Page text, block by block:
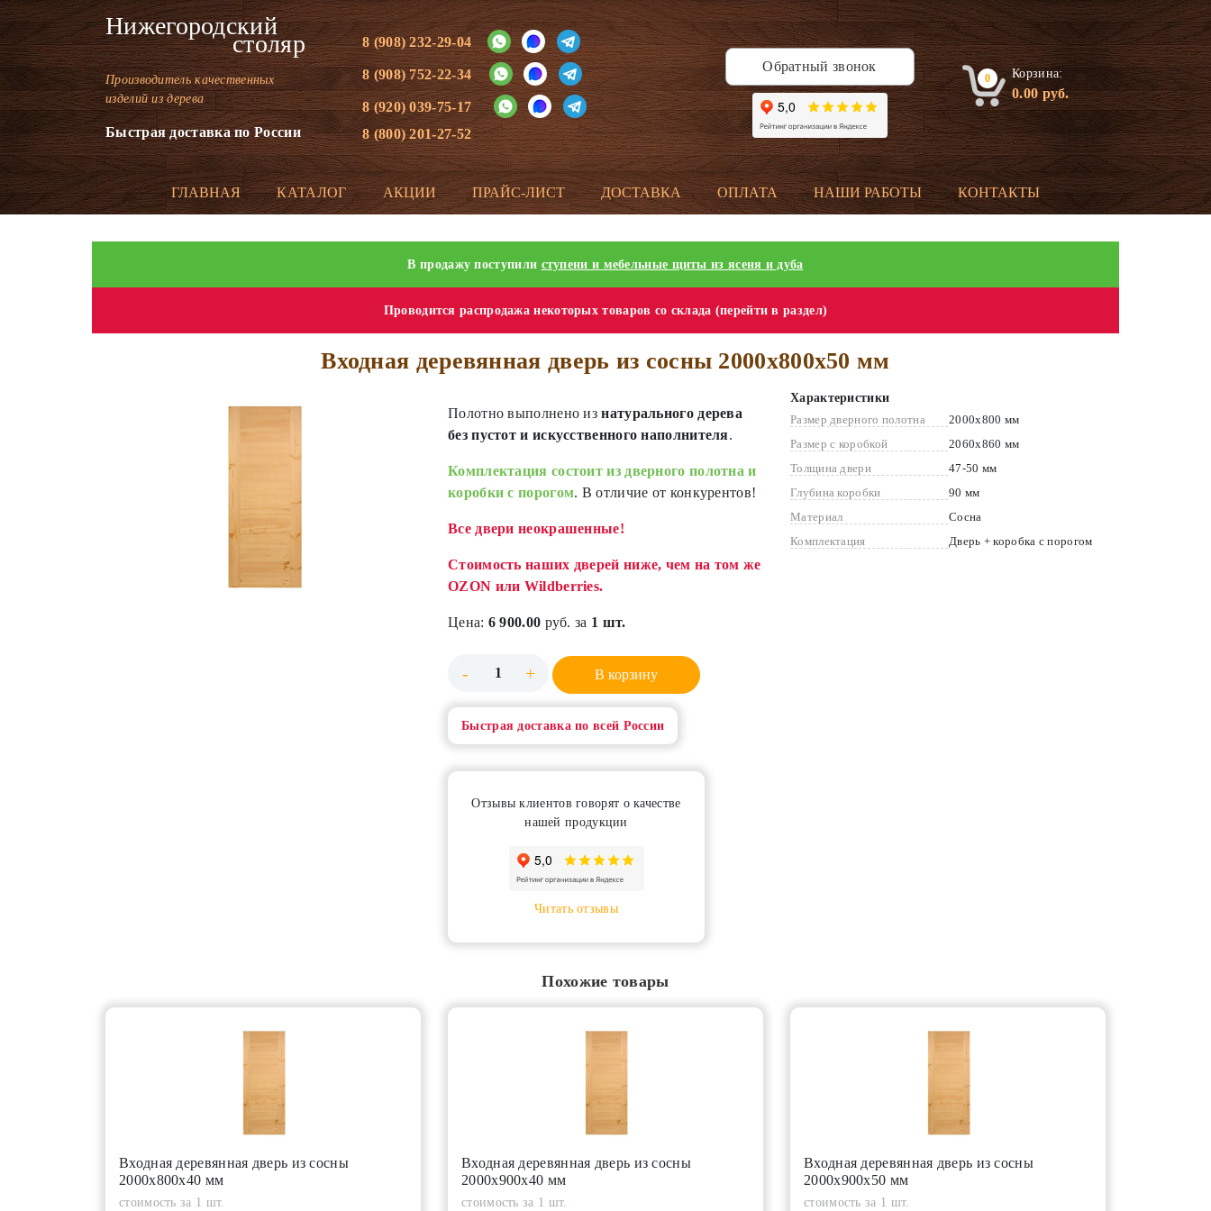
Нижегородский
столяр
Производитель качественных
изделий из дерева
Быстрая доставка по России
8 (908) 232-29-04
8 (908) 752-22-34
8 (920) 039-75-17
8 (800) 201-27-52
Обратный звонок
0 Корзина:
0.00руб.
ГЛАВНАЯ КАТАЛОГ АКЦИИ ПРАЙС-ЛИСТ ДОСТАВКА ОПЛАТА НАШИ РАБОТЫ КОНТАКТЫ
В продажу поступили ступени и мебельные щиты из ясеня и дуба
Проводится распродажа некоторых товаров со склада (перейти в раздел)
Входная деревянная дверь из сосны 2000х800х50 мм
Полотно выполнено изнатурального дерева
без пустот и искусственного наполнителя.
Комплектация состоит из дверного полотна и
коробки с порогом. В отличие от конкурентов!
Все двери неокрашенные!
Стоимость наших дверей ниже, чем на том же
OZON или Wildberries.
Цена: 6 900.00 руб. за 1 шт.
- + В корзину
Быстрая доставка по всей России
Отзывы клиентов говорят о качестве
нашей продукции
Читать отзывы
Характеристики
Размер дверного полотна
2000x800 мм
Размер с коробкой
2060x860 мм
Толщина двери
47-50 мм
Глубина коробки
90 мм
Материал
Сосна
Комплектация
Дверь + коробка с порогом
Похожие товары
Входная деревянная дверь из сосны
2000х800х40 мм
стоимость за 1 шт.
Входная деревянная дверь из сосны
2000х900х40 мм
стоимость за 1 шт.
Входная деревянная дверь из сосны
2000х900х50 мм
стоимость за 1 шт.